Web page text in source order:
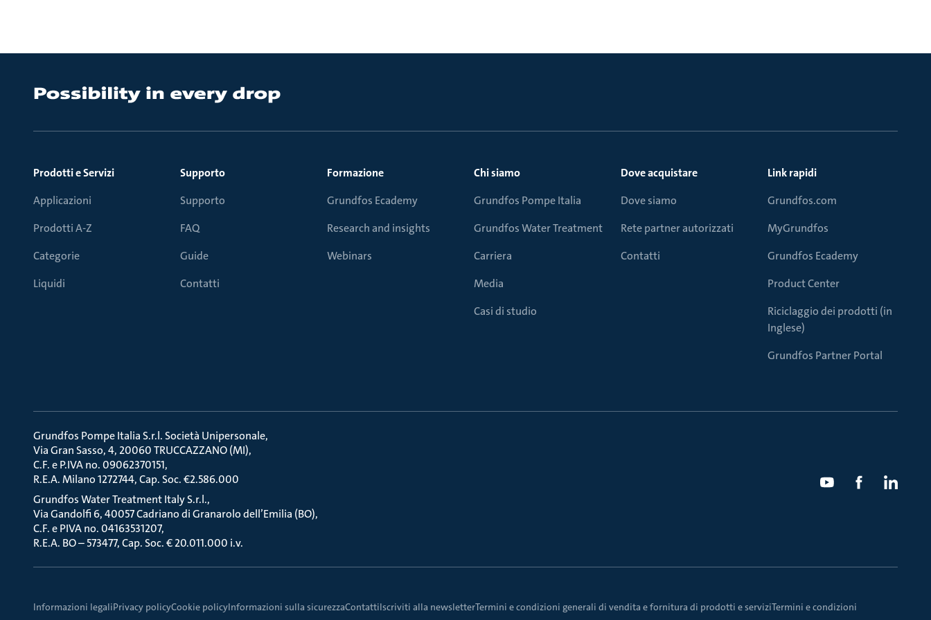
Prodotti e Servizi
Applicazioni
Prodotti A-Z
Categorie
Liquidi
Supporto
Supporto
FAQ
Guide
Contatti
Formazione
Grundfos Ecademy
Research and insights
Webinars
Chi siamo
Grundfos Pompe Italia
Grundfos Water Treatment
Carriera
Media
Casi di studio
Dove acquistare
Dove siamo
Rete partner autorizzati
Contatti
Link rapidi
Grundfos.com
MyGrundfos
Grundfos Ecademy
Product Center
Riciclaggio dei prodotti (in
Inglese)
Grundfos Partner Portal
Grundfos Pompe Italia S.r.l. Società Unipersonale
Via Gran Sasso, 4, 20060 TRUCCAZZANO (MI)
C.F. e P.IVA no. 09062370151
R.E.A. Milano 1272744, Cap. Soc. €2.586.000
Grundfos Water Treatment Italy S.r.l.
Via Gandolfi 6, 40057 Cadriano di Granarolo dell’Emilia (BO)
C.F. e PIVA no. 04163531207
R.E.A. BO – 573477, Cap. Soc. € 20.011.000 i.v.
Informazioni legaliPrivacy policyCookie policyInformazioni sulla sicurezzaContattiIscriviti alla newsletterTermini e condizioni generali di vendita e fornitura di prodotti e serviziTermini e condizioni